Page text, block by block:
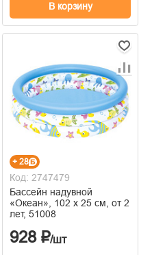
В корзину
+ 28
Код: 2747479
Бассейн надувной
«Океан», 102 х 25 см, от 2
лет, 51008
928 ₽/шт